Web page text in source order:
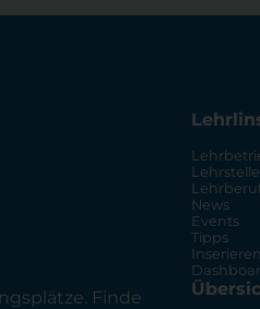
Finde
News
Events
Tipps
Inserieren